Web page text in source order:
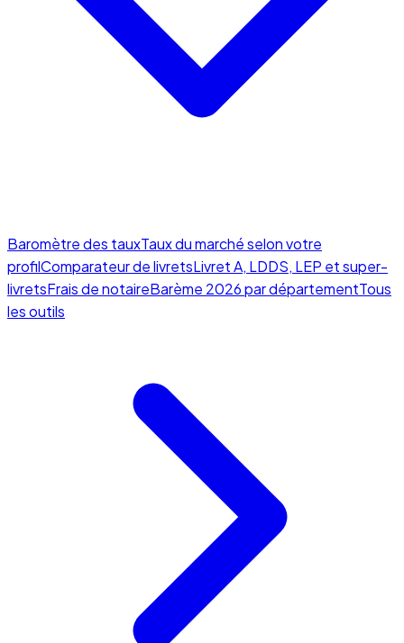
Baromètre des tauxTaux du marché selon votre
profilComparateur de livretsLivret A, LDDS, LEP et super-
livretsFrais de notaireBarème 2026 par départementTous
les outils